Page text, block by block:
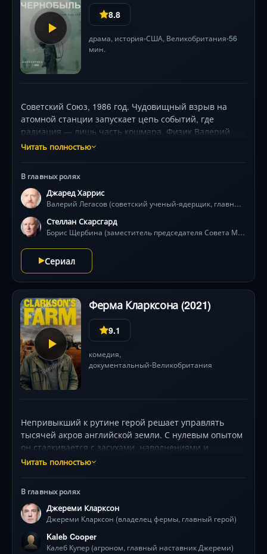
8.8
драма, история•США, Великобритания•56
мин.
Советский Союз, 1986 год. Чудовищный взрыв на
атомной станции запускает цепь событий, где
радиация — лишь часть кошмара. Физик Валерий
Легасов (Джаред Харрис) и партийный функционер
герои — пожарные, шахтёры, солдаты — идут на
верную гибель. Учёная Ульяна Хомюк (Эмили Уотсон)
вступает в схватку с бюрократией, пытаясь
предотвратить новую катастрофу. Сериал погружает
в тихий ужас через шепот счётчиков Гейгера, пепел
изнутри. Лауреат 10 премий «Эмми», включая
лучший мини-сериал.
Читать полностью
В главных ролях
Джаред Харрис
Валерий Легасов (советский ученый-ядерщик, главный герой)
Стеллан Скарсгард
Борис Щербина (заместитель председателя Совета Министров СССР)
Сериал
Ферма Кларксона (2021)
9.1
комедия,
документальный•Великобритания
Непривыкший к рутине герой решает управлять
тысячей акров английской земли. С нулевым опытом
он сталкивается с засухами, наводнениями и
бюрократическим адом — от открытия магазина до
и невнятный строитель Джеральд . Каждая
«гениальная» идея грозит новым провалом: то дрон-
пастух сбежит, то трактор Lamborghini увязнет в грязи
. Но за комедией ошибок — искреннее уважение к
фермерам, чей труд зависит от капризов природы и
Читать полностью
В главных ролях
Джереми Кларксон
Джереми Кларксон (владелец фермы, главный герой)
Kaleb Cooper
Калеб Купер (агроном, главный наставник Джереми)